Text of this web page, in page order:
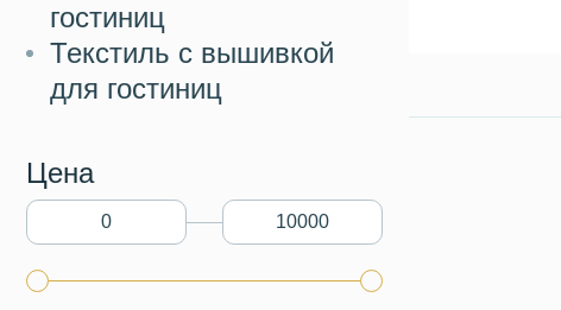
гостиниц
Текстиль с вышивкой
для гостиниц
Цена